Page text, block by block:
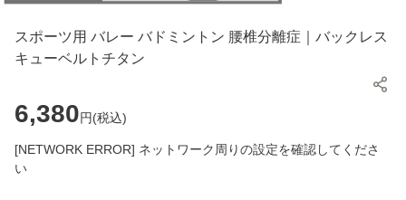
スポーツ用 バレー バドミントン 腰椎分離症｜バックレス
キューベルトチタン
6,380円(税込)
[NETWORK ERROR] ネットワーク周りの設定を確認してくださ
い